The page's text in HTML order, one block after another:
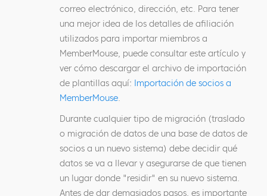
correo electrónico, dirección, etc. Para tener
una mejor idea de los detalles de afiliación
utilizados para importar miembros a
MemberMouse, puede consultar este artículo y
ver cómo descargar el archivo de importación
de plantillas aquí: Importación de socios a
MemberMouse.
Durante cualquier tipo de migración (traslado
o migración de datos de una base de datos de
socios a un nuevo sistema) debe decidir qué
datos se va a llevar y asegurarse de que tienen
un lugar donde "residir" en su nuevo sistema.
Antes de dar demasiados pasos, es importante